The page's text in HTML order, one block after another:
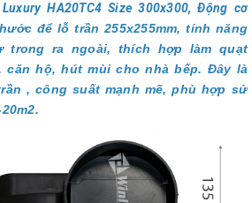
HA20TC4 Size 300x300, Động cơ
để lỗ trần 255x255mm, tính năng
trong ra ngoài, thích hợp làm quạt
căn hộ, hút mùi cho nhà bếp. Đây là
, công suất mạnh mẽ, phù hợp sử